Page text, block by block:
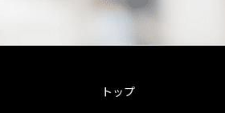
トップ